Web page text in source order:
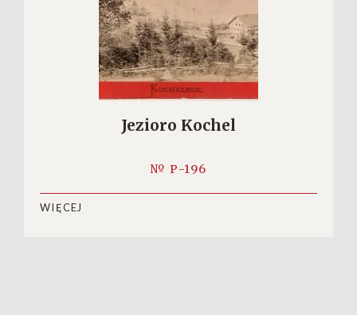
Jezioro Kochel
№ P-196
WIĘCEJ